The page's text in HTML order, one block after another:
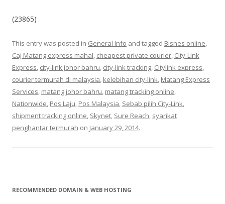
(23865)
This entry was posted in General Info and tagged Bisnes online,
Caj Matang express mahal, cheapest private courier, City-Link
Express, city-link johor bahru, city-link tracking, Citylink express,
courier termurah di malaysia, kelebihan city-link, Matang Express
Services, matang johor bahru, matang tracking online,
Nationwide, Pos Laju, Pos Malaysia, Sebab pilih City-Link,
shipment tracking online, Skynet, Sure Reach, syarikat
penghantar termurah on January 29, 2014.
RECOMMENDED DOMAIN & WEB HOSTING